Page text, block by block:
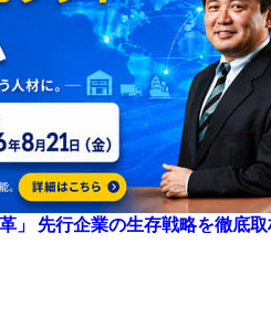
」 先行企業の生存戦略を徹底